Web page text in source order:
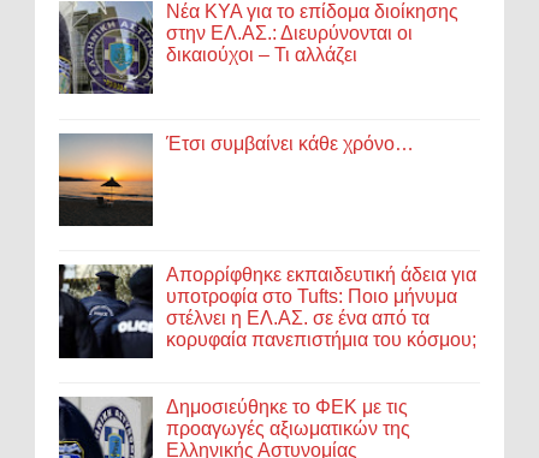
Νέα ΚΥΑ για το επίδομα διοίκησης
στην ΕΛ.ΑΣ.: Διευρύνονται οι
δικαιούχοι – Τι αλλάζει
Έτσι συμβαίνει κάθε χρόνο…
Απορρίφθηκε εκπαιδευτική άδεια για
υποτροφία στο Tufts: Ποιο μήνυμα
στέλνει η ΕΛ.ΑΣ. σε ένα από τα
κορυφαία πανεπιστήμια του κόσμου;
Δημοσιεύθηκε το ΦΕΚ με τις
προαγωγές αξιωματικών της
Ελληνικής Αστυνομίας